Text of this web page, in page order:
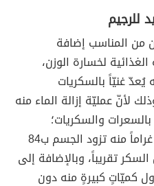
من المناسب إضافة
لخسارة الوزن،
غنيّاً بالسكريات
لأنّ عمليّة إزالة الماء منه
والسكريات؛
كالجلوكوز والفركتوز، إذ إنّ 30 غراماً منه تزود الجسم ب84
تقريباً، وبالإضافة إلى
كميّاتٍ كبيرةٍ منه دون